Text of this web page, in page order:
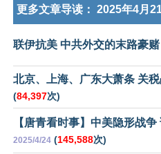
更多文章导读： 2025年4月
联伊抗美 中共外交的末路豪赌
北京、上海、广东大萧条 关
(84,397次)
【唐青看时事】中美隐形战争
2025/4/24 (145,588次)